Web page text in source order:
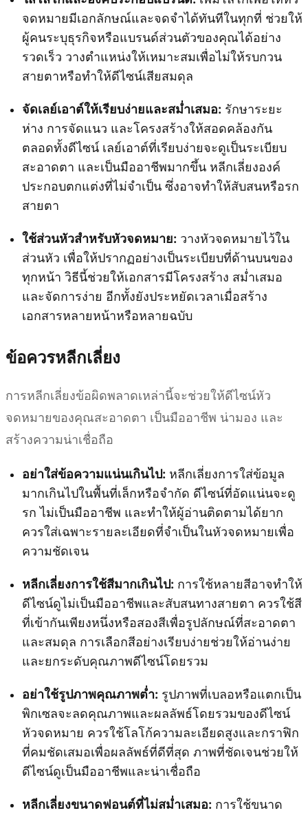
จดหมายมีเอกลักษณ์และจดจำได้ทันทีในทุกที่ ช่วยให้
ผู้คนระบุธุรกิจหรือแบรนด์ส่วนตัวของคุณได้อย่าง
รวดเร็ว วางตำแหน่งให้เหมาะสมเพื่อไม่ให้รบกวน
สายตาหรือทำให้ดีไซน์เสียสมดุล
จัดเลย์เอาต์ให้เรียบง่ายและสม่ำเสมอ: รักษาระยะ
ห่าง การจัดแนว และโครงสร้างให้สอดคล้องกัน
ตลอดทั้งดีไซน์ เลย์เอาต์ที่เรียบง่ายจะดูเป็นระเบียบ
สะอาดตา และเป็นมืออาชีพมากขึ้น หลีกเลี่ยงองค์
ประกอบตกแต่งที่ไม่จำเป็น ซึ่งอาจทำให้สับสนหรือรก
สายตา
ใช้ส่วนหัวสำหรับหัวจดหมาย: วางหัวจดหมายไว้ใน
ส่วนหัว เพื่อให้ปรากฏอย่างเป็นระเบียบที่ด้านบนของ
ทุกหน้า วิธีนี้ช่วยให้เอกสารมีโครงสร้าง สม่ำเสมอ
และจัดการง่าย อีกทั้งยังประหยัดเวลาเมื่อสร้าง
เอกสารหลายหน้าหรือหลายฉบับ
ข้อควรหลีกเลี่ยง
การหลีกเลี่ยงข้อผิดพลาดเหล่านี้จะช่วยให้ดีไซน์หัว
จดหมายของคุณสะอาดตา เป็นมืออาชีพ น่ามอง และ
สร้างความน่าเชื่อถือ
อย่าใส่ข้อความแน่นเกินไป: หลีกเลี่ยงการใส่ข้อมูล
มากเกินไปในพื้นที่เล็กหรือจำกัด ดีไซน์ที่อัดแน่นจะดู
รก ไม่เป็นมืออาชีพ และทำให้ผู้อ่านติดตามได้ยาก
ควรใส่เฉพาะรายละเอียดที่จำเป็นในหัวจดหมายเพื่อ
ความชัดเจน
หลีกเลี่ยงการใช้สีมากเกินไป: การใช้หลายสีอาจทำให้
ดีไซน์ดูไม่เป็นมืออาชีพและสับสนทางสายตา ควรใช้สี
ที่เข้ากันเพียงหนึ่งหรือสองสีเพื่อรูปลักษณ์ที่สะอาดตา
และสมดุล การเลือกสีอย่างเรียบง่ายช่วยให้อ่านง่าย
และยกระดับคุณภาพดีไซน์โดยรวม
อย่าใช้รูปภาพคุณภาพต่ำ: รูปภาพที่เบลอหรือแตกเป็น
พิกเซลจะลดคุณภาพและผลลัพธ์โดยรวมของดีไซน์
หัวจดหมาย ควรใช้โลโก้ความละเอียดสูงและกราฟิก
ที่คมชัดเสมอเพื่อผลลัพธ์ที่ดีที่สุด ภาพที่ชัดเจนช่วยให้
ดีไซน์ดูเป็นมืออาชีพและน่าเชื่อถือ
หลีกเลี่ยงขนาดฟอนต์ที่ไม่สม่ำเสมอ: การใช้ขนาด